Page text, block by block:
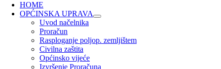
HOME
OPĆINSKA UPRAVA
Uvod načelnika
Proračun
Rasploganje poljop. zemljištem
Civilna zaštita
Općinsko vijeće
Izvršenje Proračuna